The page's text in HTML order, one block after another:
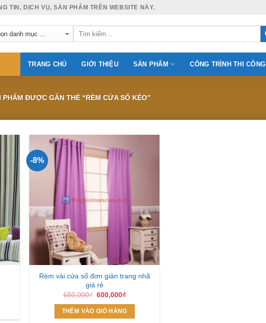
TIN, DỊCH VỤ, SẢN PHẨM TRÊN WEBSITE NÀY.
TRANG CHỦ GIỚI THIỆU SẢN PHẨM CÔNG TRÌNH THI CÔNG
PHẨM ĐƯỢC GẮN THẺ “RÈM CỬA SỔ KÉO”
-8%
Rèm vải cửa sổ đơn giản trang nhã
giá rẻ
650,000₫ Giá
là:
650,000₫.
600,000₫Giá
tại
là:
THÊM VÀO GIỎ HÀNG